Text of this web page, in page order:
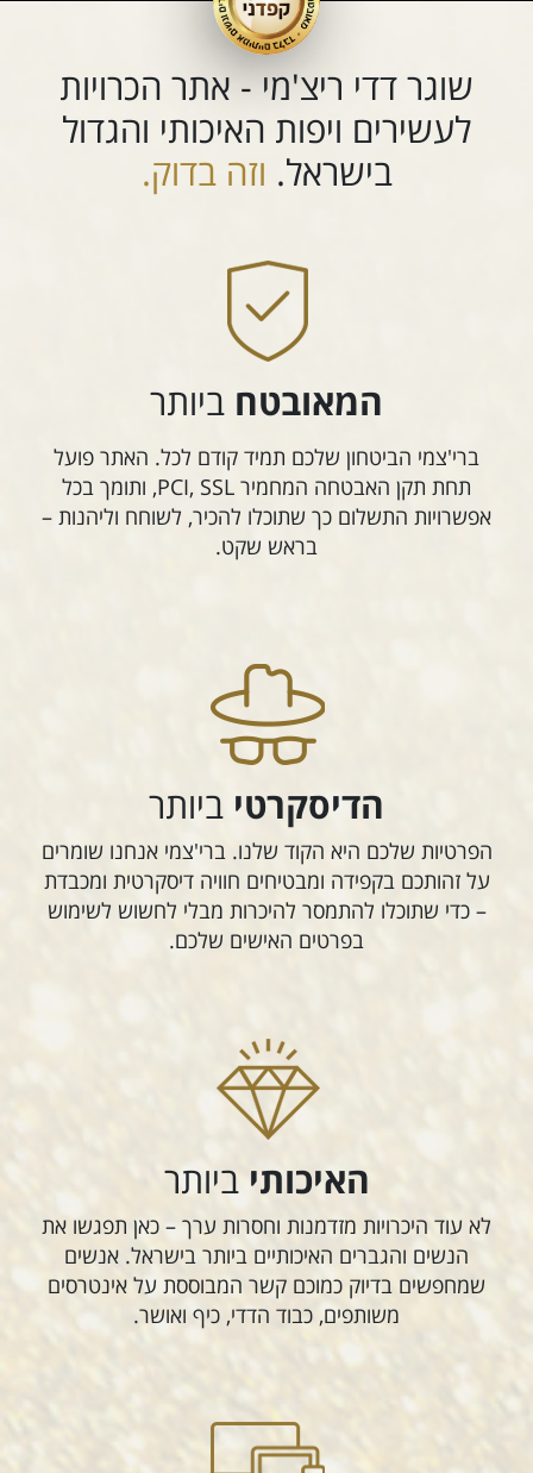
שוגר דדי ריצ'מי - אתר הכרויות
לעשירים ויפות האיכותי והגדול
בישראל. וזה בדוק.
המאובטח ביותר
ברי'צמי הביטחון שלכם תמיד קודם לכל. האתר פועל
תחת תקן האבטחה המחמיר PCI, SSL, ותומך בכל
אפשרויות התשלום כך שתוכלו להכיר, לשוחח וליהנות –
בראש שקט.
הדיסקרטי ביותר
הפרטיות שלכם היא הקוד שלנו. ברי'צמי אנחנו שומרים
על זהותכם בקפידה ומבטיחים חוויה דיסקרטית ומכבדת
– כדי שתוכלו להתמסר להיכרות מבלי לחשוש לשימוש
בפרטים האישים שלכם.
האיכותיביותר
לא עוד היכרויות מזדמנות וחסרות ערך – כאן תפגשו את
הנשים והגברים האיכותיים ביותר בישראל. אנשים
שמחפשים בדיוק כמוכם קשר המבוססת על אינטרסים
משותפים, כבוד הדדי, כיף ואושר.